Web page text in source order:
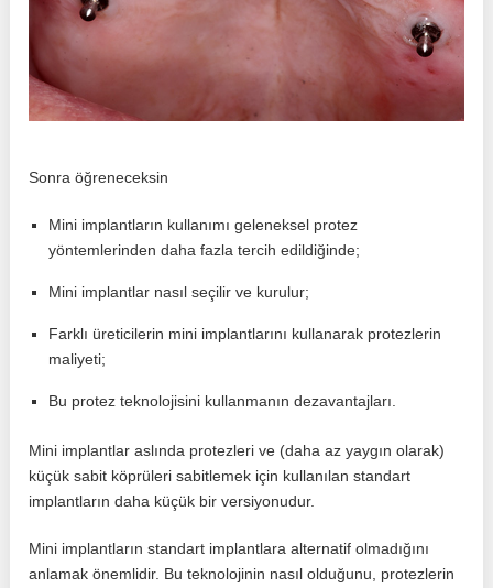
Sonra öğreneceksin
Mini implantların kullanımı geleneksel protez
yöntemlerinden daha fazla tercih edildiğinde;
Mini implantlar nasıl seçilir ve kurulur;
Farklı üreticilerin mini implantlarını kullanarak protezlerin
maliyeti;
Bu protez teknolojisini kullanmanın dezavantajları.
Mini implantlar aslında protezleri ve (daha az yaygın olarak)
küçük sabit köprüleri sabitlemek için kullanılan standart
implantların daha küçük bir versiyonudur.
Mini implantların standart implantlara alternatif olmadığını
anlamak önemlidir. Bu teknolojinin nasıl olduğunu, protezlerin